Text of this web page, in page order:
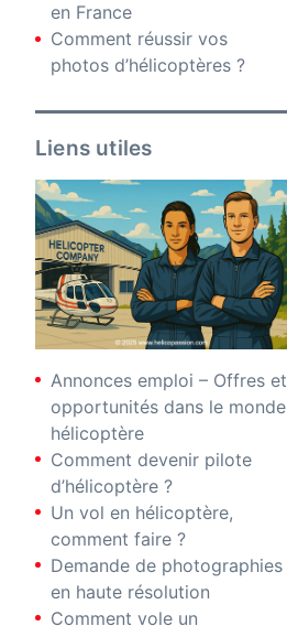
en France
Comment réussir vos
photos d’hélicoptères ?
Liens utiles
Annonces emploi – Offres et
opportunités dans le monde
hélicoptère
Comment devenir pilote
d’hélicoptère ?
Un vol en hélicoptère,
comment faire ?
Demande de photographies
en haute résolution
Comment vole un